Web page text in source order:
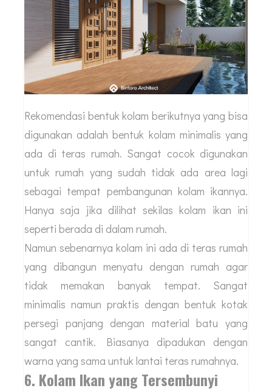
Rekomendasi bentuk kolam berikutnya yang bisa
digunakan adalah bentuk kolam minimalis yang
ada di teras rumah. Sangat cocok digunakan
untuk rumah yang sudah tidak ada area lagi
sebagai tempat pembangunan kolam ikannya.
Hanya saja jika dilihat sekilas kolam ikan ini
seperti berada di dalam rumah.
Namun sebenarnya kolam ini ada di teras rumah
yang dibangun menyatu dengan rumah agar
tidak memakan banyak tempat. Sangat
minimalis namun praktis dengan bentuk kotak
persegi panjang dengan material batu yang
sangat cantik. Biasanya dipadukan dengan
warna yang sama untuk lantai teras rumahnya.
6. Kolam Ikan yang Tersembunyi